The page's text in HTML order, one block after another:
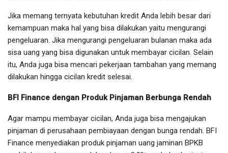
Jika memang ternyata kebutuhan kredit Anda lebih besar dari
kemampuan maka hal yang bisa dilakukan yaitu mengurangi
pengeluaran. Jika mengurangi pengeluaran bulanan maka ada
sisa uang yang bisa digunakan untuk membayar cicilan. Selain
itu, Anda juga bisa mencari pekerjaan tambahan yang memang
dilakukan hingga cicilan kredit selesai.
BFI Finance dengan Produk Pinjaman Berbunga Rendah
Agar mampu membayar cicilan, Anda juga bisa mengajukan
pinjaman di perusahaan pembiayaan dengan bunga rendah. BFI
Finance menyediakan produk pinjaman uang jaminan BPKB